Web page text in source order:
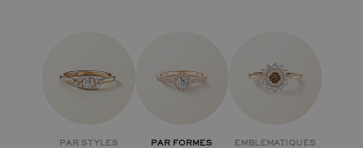
PAR STYLES PAR FORMES EMBLEMATIQUES